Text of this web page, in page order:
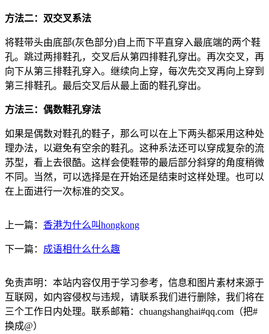
方法二：双交叉系法
将鞋带头由底部(灰色部分)自上而下平直穿入最底端的两个鞋
孔。跳过两排鞋孔，交叉后从第四排鞋孔穿出。再次交叉，再
向下从第三排鞋孔穿入。继续向上穿，每次先交叉再向上穿到
第三排鞋孔。最后交叉后从最上面的鞋孔穿出。
方法三：偶数鞋孔穿法
如果是偶数对鞋孔的鞋子，那么可以在上下两头都采用这种处
理办法，以避免有空余的鞋孔。这种系法还可以穿成复杂的流
苏型，看上去很酷。这样会使鞋带的最后部分斜穿的角度稍微
不同。当然，可以选择是在开始还是结束时这样处理。也可以
在上面进行一次标准的交叉。
上一篇： 香港为什么叫hongkong
下一篇： 成语相什么什么趣
免责声明：本站内容仅用于学习参考，信息和图片素材来源于
互联网，如内容侵权与违规，请联系我们进行删除，我们将在
三个工作日内处理。联系邮箱：chuangshanghai#qq.com（把#
换成@）